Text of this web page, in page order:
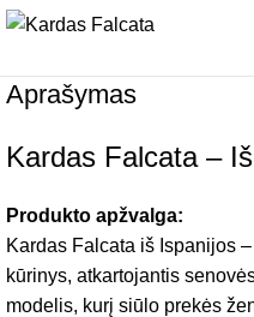
Aprašymas
Kardas Falcata –
Produkto apžvalga:
Kardas Falcata iš Ispanijos
kūrinys, atkartojantis
modelis, kurį siūlo prekės